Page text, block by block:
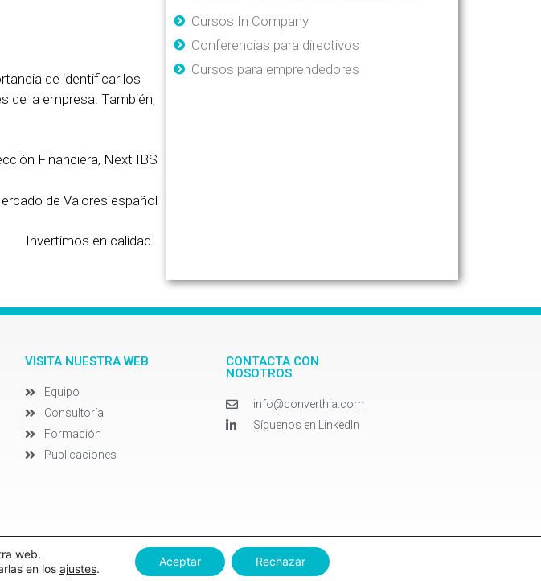
de identificar los
de la empresa. También,
Financiera, Next IBS
de Valores español
Invertimos en calidad
Cursos In Company
Conferencias para directivos
Cursos para emprendedores
VISITA NUESTRA WEB
Equipo
Consultoría
Formación
Publicaciones
CONTACTA CON
NOSOTROS
info@converthia.com
Síguenos en LinkedIn
©Converthia 2020. Creado porAdverthia Digital Marketing
web.
en los ajustes.
Aceptar Rechazar